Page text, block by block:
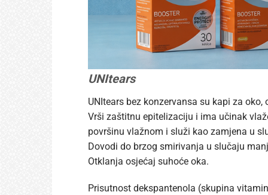
UNItears
UNItears bez konzervansa su kapi za
Vrši zaštitnu epitelizaciju i ima učinak
površinu vlažnom i služi kao zamjena u
Dovodi do brzog smirivanja u slučaju
Otklanja osjećaj suhoće oka.
Prisutnost dekspantenola (skupina